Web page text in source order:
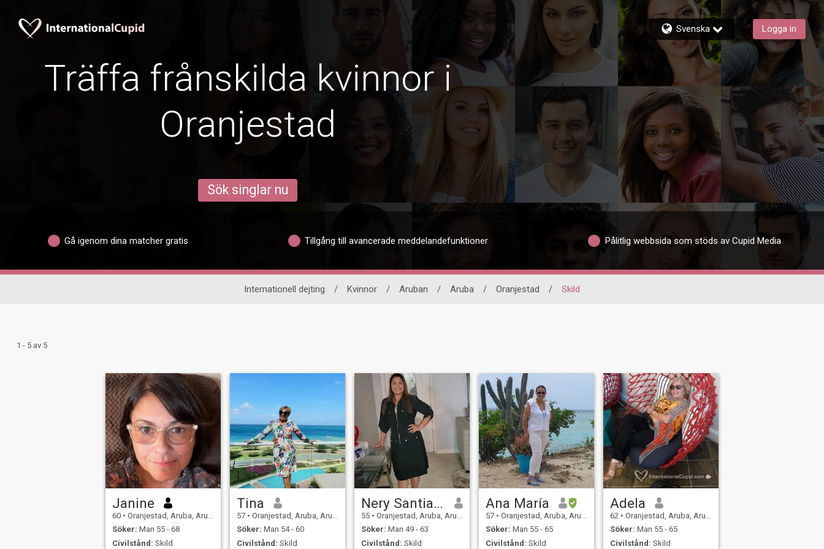
Svenska Logga in
Träffa frånskilda kvinnor i
Oranjestad
Sök singlar nu
Gå igenom dina matcher gratis Tillgång till avancerade meddelandefunktioner Pålitlig webbsida som stöds av Cupid Media
Internationell dejting / Kvinnor / Aruban / Aruba / Oranjestad / Skild
1 - 5 av 5
Janine
60 • Oranjestad, Aruba, Aruba
Söker: Man 55 - 68
Civilstånd: Skild
Tina
57 • Oranjestad, Aruba, Aruba
Söker: Man 54 - 60
Civilstånd: Skild
Nery Santiago
55 • Oranjestad, Aruba, Aruba
Söker: Man 49 - 63
Civilstånd: Skild
Ana María
57 • Oranjestad, Aruba, Aruba
Söker: Man 55 - 65
Civilstånd: Skild
Adela
62 • Oranjestad, Aruba, Aruba
Söker: Man 55 - 65
Civilstånd: Skild